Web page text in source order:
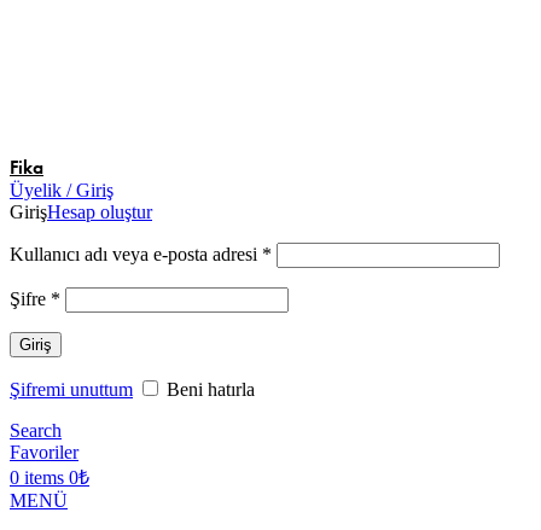
Fika
Üyelik / Giriş
GirişHesap oluştur
Kullanıcı adı veya e-posta adresi *
Şifre *
Giriş
Şifremi unuttum
Beni hatırla
Search
Favoriler
0 items 0₺
MENÜ